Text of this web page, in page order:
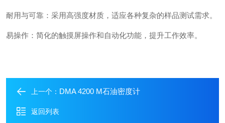
耐用与可靠：采用高强度材质，适应各种复杂的样品测试需求。
易操作：简化的触摸屏操作和自动化功能，提升工作效率。
上一个： DMA 4200 M石油密度计
返回列表